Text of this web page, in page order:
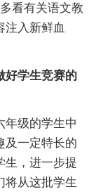
看有关语文教
注入新鲜血
好学生竞赛的
年级的学生中
及一定特长的
生，进一步提
将从这批学生